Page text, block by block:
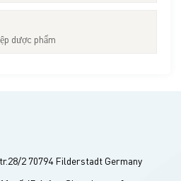
dược phẩm
2 70794 Filderstadt Germany